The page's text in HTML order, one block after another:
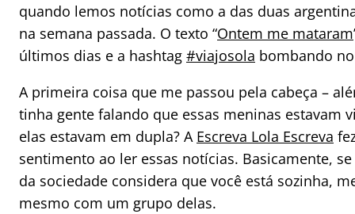
quando lemos notícias como a das duas
na semana passada. O texto “Ontem me mataram
últimos dias e a hashtag #viajosola bombando
A primeira coisa que me passou pela cabeça –
tinha gente falando que essas meninas estavam
elas estavam em dupla? A Escreva Lola Escreva
sentimento ao ler essas notícias. Basicamente,
da sociedade considera que você está sozinha,
mesmo com um grupo delas.